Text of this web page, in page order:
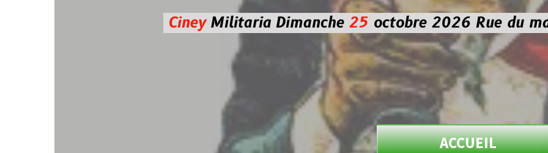
MilitariaDimanche25octobre 2026Rue du marché
ACCUEIL